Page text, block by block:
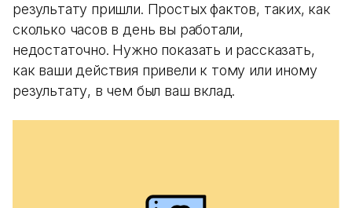
результату пришли. Простых фактов, таких, как
сколько часов в день вы работали,
недостаточно. Нужно показать и рассказать,
как ваши действия привели к тому или иному
результату, в чем был ваш вклад.